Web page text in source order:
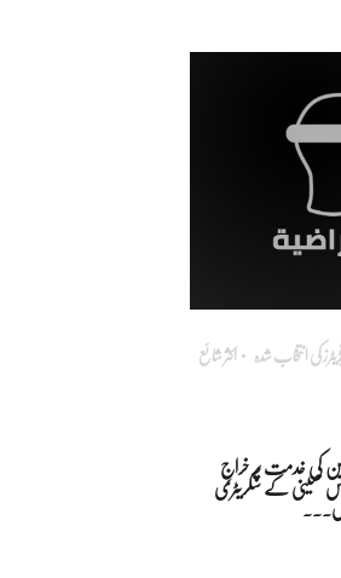
کی انتخاب شدہ اکثر شائع
کی خدمت پر خراجِ
حسینی کے سکریٹری
س...